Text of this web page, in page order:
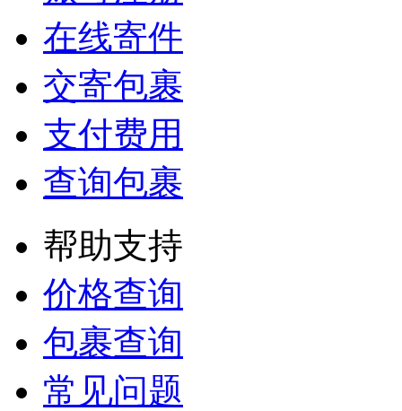
Z**2
之前在你们公司发
过其他产品，现在
想问一下可以发仿
牌手机吗...
发货很快，当天拿
来的快递，第二天
就可以上网查到跟
匿名用户
在线寄件
交寄包裹
支付费用
查询包裹
帮助支持
价格查询
包裹查询
常见问题